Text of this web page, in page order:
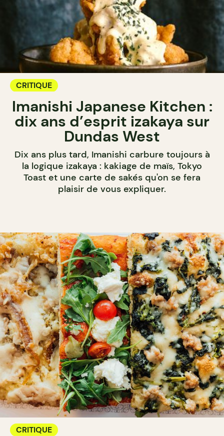
CRITIQUE
Imanishi Japanese Kitchen :
dix ans d’esprit izakaya sur
Dundas West
Dix ans plus tard, Imanishi carbure toujours à
la logique izakaya : kakiage de maïs, Tokyo
Toast et une carte de sakés qu'on se fera
plaisir de vous expliquer.
CRITIQUE